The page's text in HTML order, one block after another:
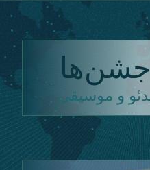
و موسیقی